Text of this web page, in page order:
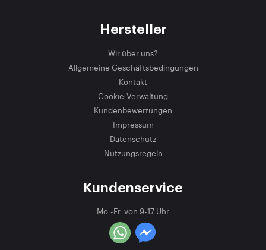
Hersteller
Wir über uns?
Allgemeine Geschäftsbedingungen
Kontakt
Cookie-Verwaltung
Kundenbewertungen
Impressum
Datenschutz
Nutzungsregeln
Kundenservice
Mo.-Fr. von 9-17 Uhr